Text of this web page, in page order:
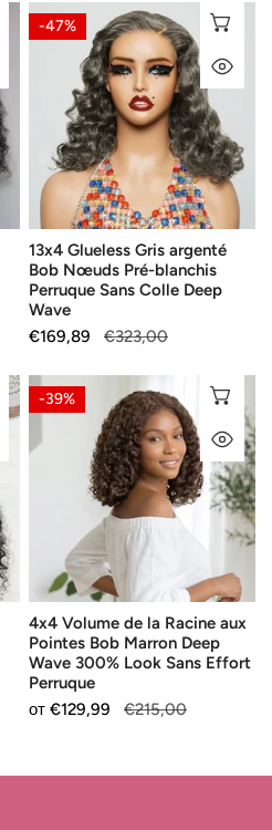
ИЗБЕРЕТЕ ОПЦИИ
БЪРЗ ПОГЛЕД
13x4
Glueless
argenté
Nœuds
Pré-
blanchis
Perruque
Sans
Colle
Deep
Wave
-47%
13x4 Glueless Gris argenté
Bob Nœuds Pré-blanchis
Perruque Sans Colle Deep
Wave
Продажна
€169,89
Редовна
€323,00
ИЗБЕРЕТЕ ОПЦИИ
БЪРЗ ПОГЛЕД
4x4
Volume
de
Pointes
Bob
Marron
Deep
Wave
300%
Look
-39%
4x4 Volume de la Racine aux
Pointes Bob Marron Deep
Wave 300% Look Sans Effort
Perruque
Продажна
от €129,99
Редовна
€215,00